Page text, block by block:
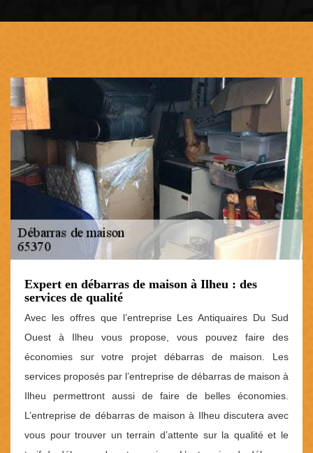
Expert en débarras de maison à Ilheu : des
services de qualité
Avec les offres que l’entreprise Les Antiquaires Du Sud
Ouest à Ilheu vous propose, vous pouvez faire des
économies sur votre projet débarras de maison. Les
services proposés par l’entreprise de débarras de maison à
Ilheu permettront aussi de faire de belles économies.
L’entreprise de débarras de maison à Ilheu discutera avec
vous pour trouver un terrain d’attente sur la qualité et le